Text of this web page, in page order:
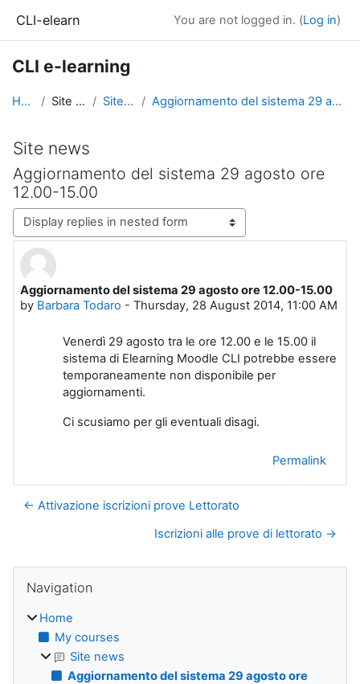
CLI-elearn You are not logged in. (Log in)
CLI e-learning
Home Site pages Site news Aggiornamento del sistema 29 agosto ore 12.00-15.00
Site news
Aggiornamento del sistema 29 agosto ore
12.00-15.00
Display mode
Aggiornamento del sistema 29 agosto ore 12.00-15.00
by Barbara Todaro - Thursday, 28 August 2014, 11:00 AM
Number of replies: 0
Venerdì 29 agosto tra le ore 12.00 e le 15.00 il
sistema di Elearning Moodle CLI potrebbe essere
temporaneamente non disponibile per
aggiornamenti.
Ci scusiamo per gli eventuali disagi.
Permalink
← Attivazione iscrizioni prove Lettorato
Iscrizioni alle prove di lettorato →
Blocks
Navigation
Home
My courses
Site news
Aggiornamento del sistema 29 agosto ore